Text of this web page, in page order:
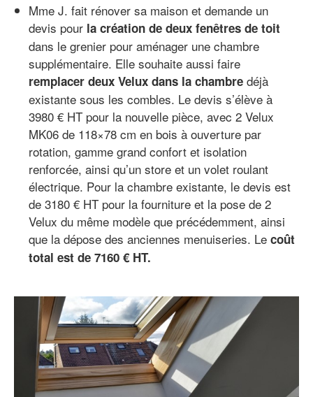
Mme J. fait rénover sa maison et demande un
devis pour la création de deux fenêtres de toit
dans le grenier pour aménager une chambre
supplémentaire. Elle souhaite aussi faire
remplacer deux Velux dans la chambre déjà
existante sous les combles. Le devis s’élève à
3980 € HT pour la nouvelle pièce, avec 2 Velux
MK06 de 118×78 cm en bois à ouverture par
rotation, gamme grand confort et isolation
renforcée, ainsi qu’un store et un volet roulant
électrique. Pour la chambre existante, le devis est
de 3180 € HT pour la fourniture et la pose de 2
Velux du même modèle que précédemment, ainsi
que la dépose des anciennes menuiseries. Le coût
total est de 7160 € HT.